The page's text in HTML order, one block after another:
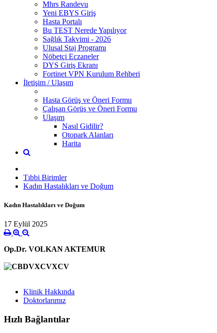
Mhrs Randevu
Yeni EBYS Giriş
Hasta Portalı
Bu TEST Nerede Yapılıyor
Sağlık Takvimi - 2026
Ulusal Staj Programı
Nöbetçi Eczaneler
DYS Giriş Ekranı
Fortinet VPN Kurulum Rehberi
İletişim / Ulaşım
Hasta Görüş ve Öneri Formu
Çalışan Görüş ve Öneri Formu
Ulaşım
Nasıl Gidilir?
Otopark Alanları
Harita
Tıbbi Birimler
Kadın Hastalıkları ve Doğum
Kadın Hastalıkları ve Doğum
17 Eylül 2025
Op.Dr. VOLKAN AKTEMUR
Klinik Hakkında
Doktorlarımız
Hızlı Bağlantılar